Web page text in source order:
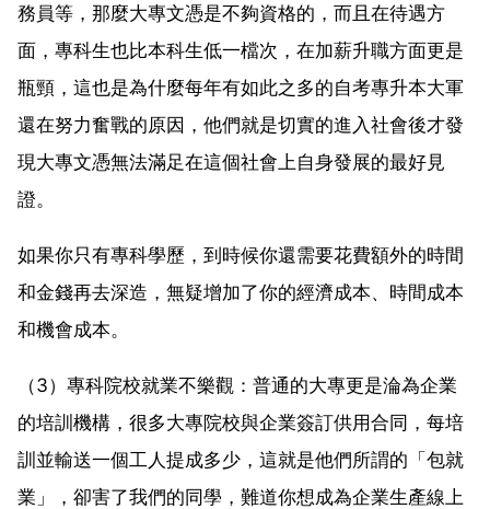
務員等，那麼大專文憑是不夠資格的，而且在待遇方
面，專科生也比本科生低一檔次，在加薪升職方面更是
瓶頸，這也是為什麼每年有如此之多的自考專升本大軍
還在努力奮戰的原因，他們就是切實的進入社會後才發
現大專文憑無法滿足在這個社會上自身發展的最好見
證。
如果你只有專科學歷，到時候你還需要花費額外的時間
和金錢再去深造，無疑增加了你的經濟成本、時間成本
和機會成本。
（3）專科院校就業不樂觀：普通的大專更是淪為企業
的培訓機構，很多大專院校與企業簽訂供用合同，每培
訓並輸送一個工人提成多少，這就是他們所謂的「包就
業」，卻害了我們的同學，難道你想成為企業生產線上